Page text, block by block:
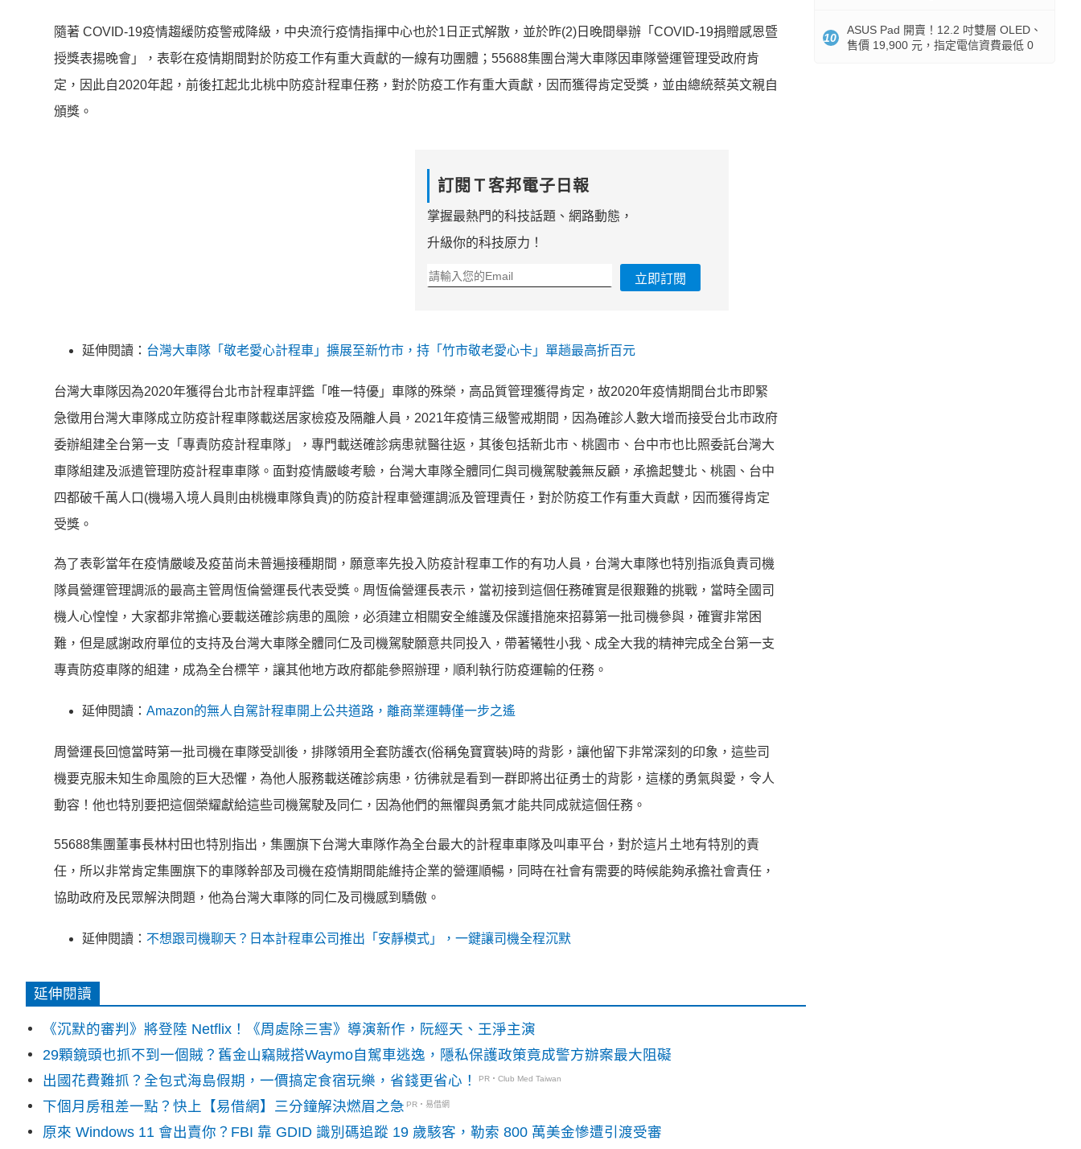
隨著 COVID-19疫情趨緩防疫警戒降級， 中央流行疫情指揮中心也於1日正式解散，並於昨(2)日晚間舉辦 「COVID-19捐贈感恩暨
授獎表揚晚會」， 表彰在疫情期間對於防疫工作有重大貢獻的一線有功團體；55688集團台灣大車隊因車隊營運管理受政府肯
定，因此自2020年起 ，前後扛起北北桃中防疫計程車任務，對於防疫工作有重大貢獻， 因而獲得肯定受獎，並由總統蔡英文親自
頒獎。
訂閱Ｔ客邦電子日報
掌握最熱門的科技話題、網路動態，
升級你的科技原力！
立即訂閱
延伸閱讀： 台灣大車隊「敬老愛心計程車」擴展至新竹市，持「竹市敬老愛心卡」單趟最高折百元
台灣大車隊因為2020年獲得台北市計程車評鑑「唯一特優」 車隊的殊榮，高品質管理獲得肯定，故2020年疫情期間台北市即緊
急徵用台灣大車隊成立防疫計程車隊載送居家檢疫及隔離人員，2021年疫情三級警戒期間， 因為確診人數大增而接受台北市政府
委辦組建全台第一支「 專責防疫計程車隊」，專門載送確診病患就醫往返， 其後包括新北市、桃園市、 台中市也比照委託台灣大
車隊組建及派遣管理防疫計程車車隊。 面對疫情嚴峻考驗，台灣大車隊全體同仁與司機駕駛義無反顧， 承擔起雙北、桃園、台中
四都破千萬人口(機場入境人員則由桃機車隊負責)的防疫計程車營運調派及管理責任， 對於防疫工作有重大貢獻，因而獲得肯定
受獎。
為了表彰當年在疫情嚴峻及疫苗尚未普遍接種期間， 願意率先投入防疫計程車工作的有功人員， 台灣大車隊也特別指派負責司機
隊員營運管理調派的最高主管周恆倫營運長代表受獎。周恆倫營運長表示， 當初接到這個任務確實是很艱難的挑戰，當時全國司
機人心惶惶， 大家都非常擔心要載送確診病患的風險， 必須建立相關安全維護及保護措施來招募第一批司機參與， 確實非常困
難， 但是感謝政府單位的支持及台灣大車隊全體同仁及司機駕駛願意共同投入，帶著犧牲小我、 成全大我的精神完成全台第一支
專責防疫車隊的組建， 成為全台標竿，讓其他地方政府都能參照辦理， 順利執行防疫運輸的任務。
延伸閱讀： Amazon的無人自駕計程車開上公共道路，離商業運轉僅一步之遙
周營運長回憶當時第一批司機在車隊受訓後，排隊領用全套防護衣(俗稱兔寶寶裝)時的背影，讓他留下非常深刻的印象， 這些司
機要克服未知生命風險的巨大恐懼， 為他人服務載送確診病患，彷彿就是看到一群即將出征勇士的背影， 這樣的勇氣與愛，令人
動容！ 他也特別要把這個榮耀獻給這些司機駕駛及同仁， 因為他們的無懼與勇氣才能共同成就這個任務。
55688集團董事長林村田也特別指出， 集團旗下台灣大車隊作為全台最大的計程車車隊及叫車平台， 對於這片土地有特別的責
任， 所以非常肯定集團旗下的車隊幹部及司機在疫情期間能維持企業的營運順暢，同時在社會有需要的時候能夠承擔社會責任，
協助政府及民眾解決問題，他為台灣大車隊的同仁及司機感到驕傲。
延伸閱讀： 不想跟司機聊天？日本計程車公司推出「安靜模式」，一鍵讓司機全程沉默
延伸閱讀
《沉默的審判》將登陸 Netflix！《周處除三害》導演新作，阮經天、王淨主演
29顆鏡頭也抓不到一個賊？舊金山竊賊搭Waymo自駕車逃逸，隱私保護政策竟成警方辦案最大阻礙
出國花費難抓？全包式海島假期，一價搞定食宿玩樂，省錢更省心！
PR・Club Med Taiwan
下個月房租差一點？快上【易借網】三分鐘解決燃眉之急 PR・易借網
原來 Windows 11 會出賣你？FBI 靠 GDID 識別碼追蹤 19 歲駭客，勒索 800 萬美金慘遭引渡受審
10
ASUS Pad 開賣！12.2 吋雙層 OLED、
售價 19,900 元，指定電信資費最低 0